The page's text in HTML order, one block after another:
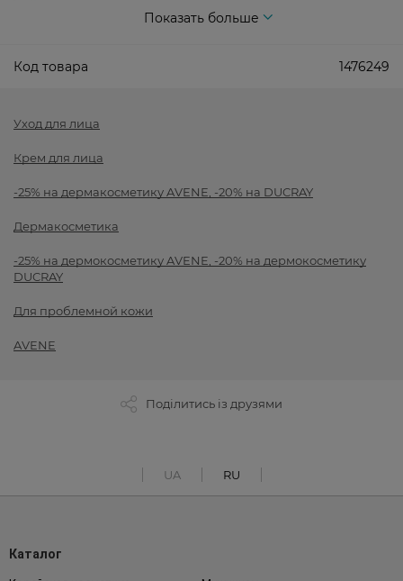
Показать больше
Код товара 1476249
Уход для лица
Крем для лица
-25% на дермакосметику AVENE, -20% на DUCRAY
Дермакосметика
-25% на дермокосметику AVENE, -20% на дермокосметику
DUCRAY
Для проблемной кожи
AVENE
Поділитись із друзями
UA RU
Каталог